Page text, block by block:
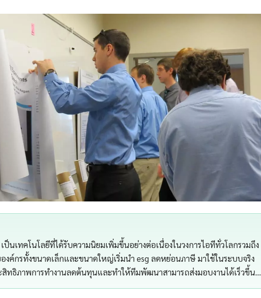
นเทคโนโลยีที่ได้รับความนิยมเพิ่มขึ้นอย่างต่อเนื่องในวงการไอทีทั่วโลกรวมถึง
งค์กรทั้งขนาดเล็กและขนาดใหญ่เริ่มนำ esg ลดหย่อนภาษี มาใช้ในระบบจริง
สิทธิภาพการทำงานลดต้นทุนและทำให้ทีมพัฒนาสามารถส่งมอบงานได้เร็วขึ้น…